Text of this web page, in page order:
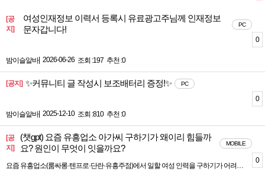
[공
지]
여성인재정보 이력서 등록시 유료광고주님께 인재정보
문자갑니다!
PC
밤이슬알바| 2026-06-26 조회 :197 추천 :0
0
[공지] ✨커뮤니티 글 작성시 보조배터리 증정!✨ PC
밤이슬알바| 2025-12-10 조회 :810 추천 :0
0
[공
지]
(챗gpt) 요즘 유흥업소 아가씨 구하기가 왜이리 힘들까
요? 원인이 무엇이 잇을까요?
MOBILE
요즘 유흥업소(룸싸롱·텐프로·단란·유흥주점)에서 일할 여성 인력을 구하기가 어려워진 건 전국적인 현상입니다.단순히 “사람이 없다” 수준이 아니라 구조적으로 공급이 줄어든 상황이라, 이유를 여러 가지로 나눠서 봐야 정확합니다.---✅ 1) 인력 자체가 줄어드는 구조적 문제① 20~30대 여성 인구 감소저출산 때문에 20대 여성 인구 자체가 10년 전보다 크게 감소단순히 업소가 아니라 여성 알바 전체 풀이 줄어든 것② 유흥업소 기피 증가위험·이미지·안전 문제 때문에 신규 유입이 현저히 줄어듦2015~2019년까지는 꾸준히 들어왔지만코로나 이후 “유흥업 종사”에 대한 부담이 커짐---✅ 2) 대체 수입원이 너무 많아짐요즘 20대 여성들은 유흥 일을 선택할 필요성이 예전보다 훨씬 줄었습니다.① 쿠팡·배달·평범 알바 수입 상승주 5일 카페·서빙·의류 매장만 해도 월 250~300 가능쿠팡 등 물류센터는 하루 15–20만 원➡️ “리스크 높은 유흥”보다 “안전한 일반 알바” 선택.② 인스타·틱톡·아프리카·유튜브 쇼츠사진 SNS + 라이브 스트리밍 플랫폼으로일반 여성들이 쉽게 월 200~400 벌 수 있는 시대③ 사무직·병원코디·에스테틱 등 여성 선호 직종 확대“평일 9–6 근무 + 월 250~320” 환경이 많아짐➡️ 굳이 밤 일을 선택할 이유 감소---✅ 3) 코로나 이후 업소 이미지 변화① 폐업 → 재개업 과정에서 인력 풀 붕괴코로나로 문을 닫았다가 다시 열 때기존 아가씨들이 다 다른 업종으로 빠져나가 돌아오지 않음.② 강력해진 단속 & 법적 리스크경찰 단속, 퇴폐 단속, 감시 강화➡️ 신규 유입 자체가 크게 감소③ 손님층 감소 + 매출 난조요즘 20~30대 남성은 술자리 문화 감소탄탄한 단골 기반 없는 업소는 수입 변동이 너무 큼➡️ 아가씨 입장에서 “불안한 직장”---✅ 4) 경쟁 구조 변화① 업소 수는 줄지 않았고, 인력은 줄어듦수요 ≥ 공급 → 아가씨 몸값 상승 + 구인 난항② 업소 간 스카우트 경쟁 격화페이·실장비·조건 경쟁이 과열이전보다 “더 좋은 페이” 기준이 올라감➡️ 중소 업장은 인력 구하기 더 힘듦---✅ 5) Z세대(2000~2005 이후)의 가치관 변화“야간·음주 중심의 직업을 꺼림”건강·자기개발·프라이버시 중시SNS·콘텐츠 기반 수입 선호위험·노출 많은 업종 기피➡️ 유흥 인력 신규 유입 거의 끊긴 상태---정리요즘 유흥업소에서 아가씨 구하기 힘든 이유는 단순히 “일하려는 사람이 없다”가 아니라,> 인구 감소 + 유입 감소 + 대체 수입 증가 + 업계 이미지 약화 + Z세대 가치관 변화 + 단속 강화이 모든 요인이 동시에 겹쳤기 때문입니다.그래서 전국적으로텐프로오 피형 룸단란주점모두 인력 수급난을 겪고 있습니다.
0